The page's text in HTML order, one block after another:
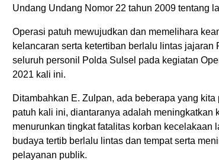
Undang Undang Nomor 22 tahun 2009 tentang
Operasi patuh mewujudkan dan memelihara
kelancaran serta ketertiban berlalu lintas jajaran
seluruh personil Polda Sulsel pada kegiatan
2021 kali ini.
Ditambahkan E. Zulpan, ada beberapa yang
patuh kali ini, diantaranya adalah meningkatkan
menurunkan tingkat fatalitas korban kecelakaan
budaya tertib berlalu lintas dan tempat serta
pelayanan publik.